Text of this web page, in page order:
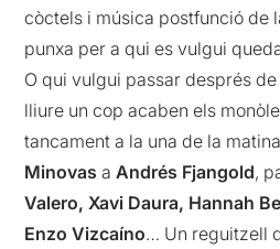
còctels i música postfunció de
punxa per a qui es vulgui
O qui vulgui passar després de
lliure un cop acaben els
tancament a la una de la
Minovas aAndrés Fjangold,
Valero, Xavi Daura, Hannah
Enzo Vizcaíno… Un reguitzell